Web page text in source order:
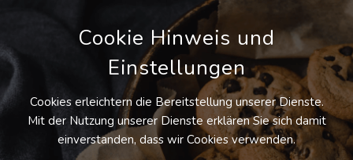
LOGIVISOR SUCHE
Cookie Hinweis und
Einstellungen
Cookies erleichtern die Bereitstellung unserer Dienste.
Mit der Nutzung unserer Dienste erklären Sie sich damit
einverstanden, dass wir Cookies verwenden.